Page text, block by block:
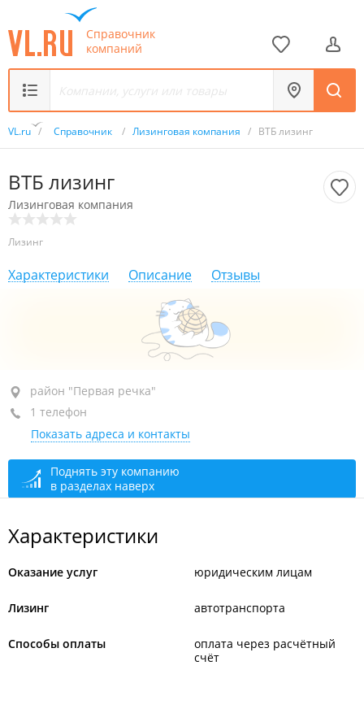
Справочник
компаний
VL.ru / Справочник / Лизинговая компания / ВТБ лизинг
ВТБ лизинг
Лизинговая компания
Лизинг
Характеристики Описание Отзывы
район "Первая речка", пр-т Океанский, 88А
БЦ "Магнат", 4-й этаж, оф. 400
+7 967 957-13-44
сегодня закрыто
район "Первая речка"
1 телефон
Показать адреса и контакты
Поднять эту компанию
в разделах наверх
Характеристики
Оказание услуг юридическим лицам
Лизинг автотранспорта
Способы оплаты
оплата через расчётный
счёт